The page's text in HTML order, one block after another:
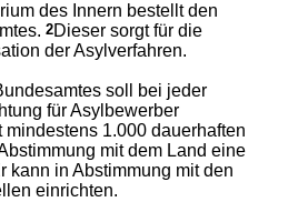
des Innern bestellt den
2Dieser sorgt für die
der Asylverfahren.
soll bei jeder
für Asylbewerber
1.000 dauerhaften
mit dem Land eine
kann in Abstimmung mit den
einrichten.